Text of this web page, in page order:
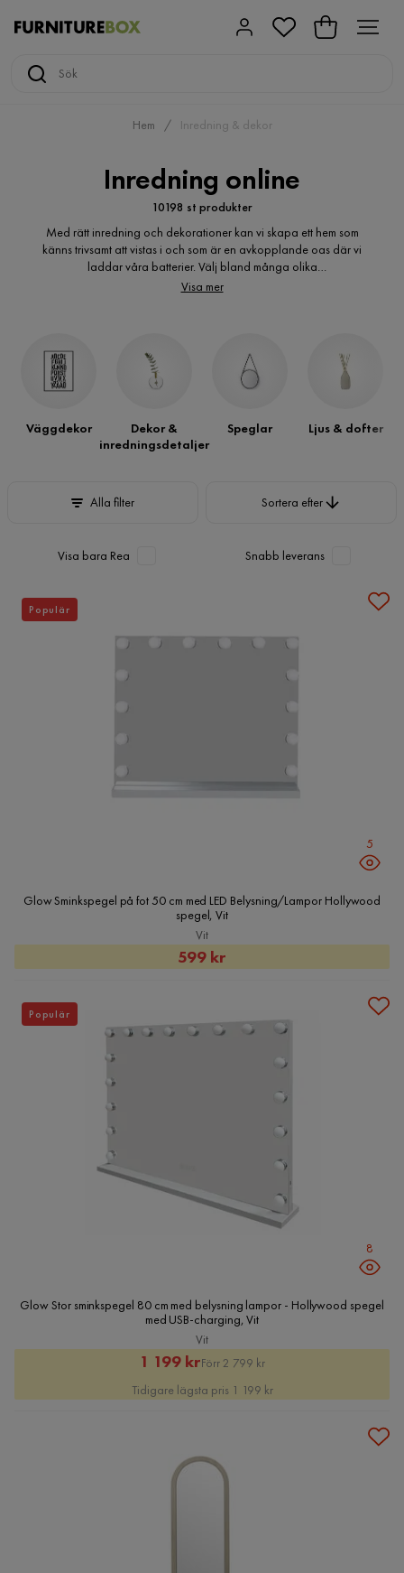
Hem Inredning & dekor
Inredning online
10198 st produkter
Med rätt inredning och dekorationer kan vi skapa ett hem som
känns trivsamt att vistas i och som är en avkopplande oas där vi
laddar våra batterier. Välj bland många olika
inredningsprodukter för att hitta den stil som passar dig och ditt
Visa mer
Väggdekor
Dekor &
inredningsdetaljer
Speglar Ljus & dofter
Alla filter Sortera efter
Visa bara Rea Snabb leverans
5
Glow Sminkspegel på fot 50 cm med LED Belysning/Lampor Hollywood
spegel, Vit
Vit
Rabatterat
599 kr
Populär
8
Glow Stor sminkspegel 80 cm med belysning lampor - Hollywood spegel
med USB-charging, Vit
Vit
Rabatterat
Pris
1 199 krOriginal
Pris
Förr 2 799 kr
Tidigare lägsta pris 1 199 kr
Populär